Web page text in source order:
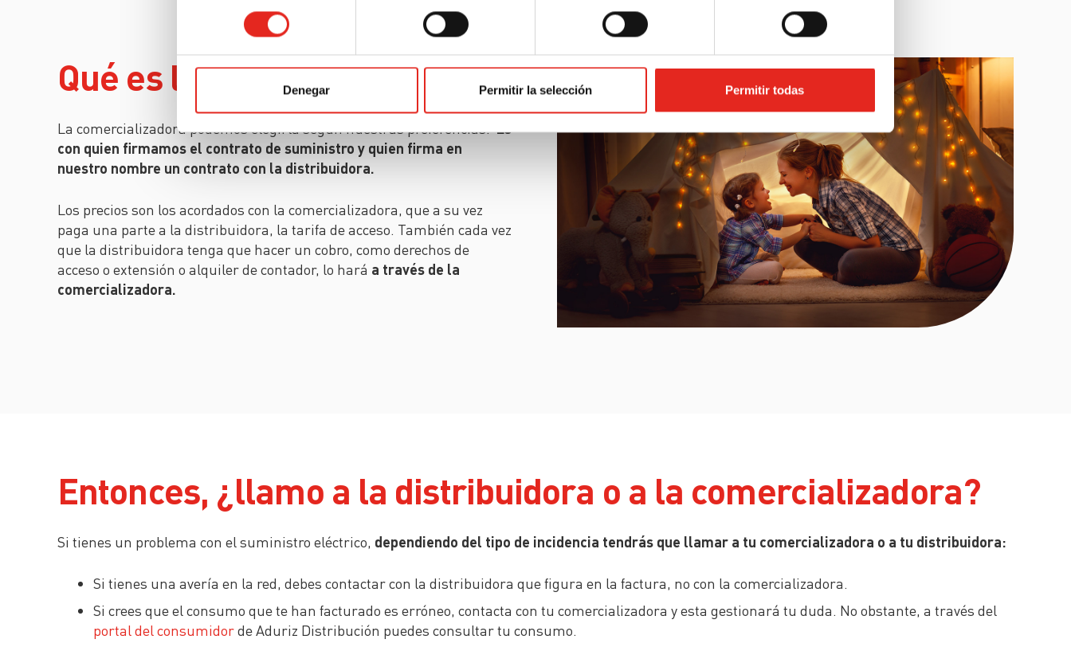
consentimiento
Denegar Permitir la selección Permitir todas
Qué es la comercializadora
La comercializadora podemos elegirla según nuestras preferencias.Es
con quien firmamos el contrato de suministro y quien firma en
nuestro nombre un contrato con la distribuidora.
Los precios son los acordados con la comercializadora, que a su vez
paga una parte a la distribuidora, la tarifa de acceso. También cada vez
que la distribuidora tenga que hacer un cobro, como derechos de
acceso o extensión o alquiler de contador, lo hará a través de la
comercializadora.
Entonces, ¿llamo a la distribuidora o a la comercializadora?
Si tienes un problema con el suministro eléctrico, dependiendo del tipo de incidencia tendrás que llamar a tu comercializadora o a tu distribuidora:
Si tienes una avería en la red, debes contactar con la distribuidora que figura en la factura, no con la comercializadora.
Si crees que el consumo que te han facturado es erróneo, contacta con tu comercializadora y esta gestionará tu duda. No obstante, a través del
portal del consumidorde Aduriz Distribución puedes consultar tu consumo.